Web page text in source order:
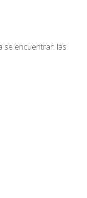
se encuentran las